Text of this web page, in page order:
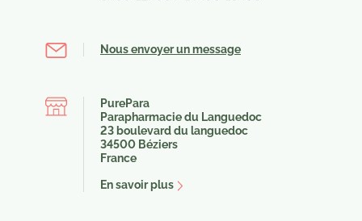
Nous envoyer un message
PurePara
Parapharmacie du Languedoc
23 boulevard du languedoc
34500 Béziers
France
En savoir plus